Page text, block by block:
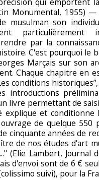
Monumental, 1955) —
musulman son
par la
C'est pourquoi le
Marçais sur son
Chaque chapitre en
conditions
introductions
livre permettant de
explique et conditionne
de quelque
cinquante années de
de nos études d'art
(Elie Lambert, Journal
d'envoi sont de 6 €
suivi), pour la